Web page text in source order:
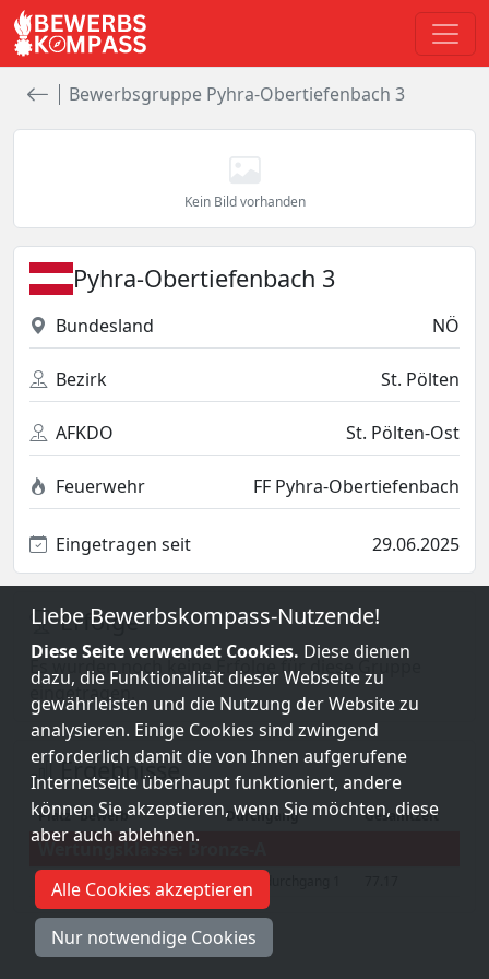
Bewerbsgruppe Pyhra-Obertiefenbach 3
Kein Bild vorhanden
Pyhra-Obertiefenbach 3
Bundesland NÖ
Bezirk St. Pölten
AFKDO St. Pölten-Ost
Feuerwehr FF Pyhra-Obertiefenbach
Eingetragen seit 29.06.2025
Erfolge
Es wurden noch keine Erfolge für diese Gruppe
eingetragen.
Ergebnisse
Platz Bewerb Durchgang Gesamtzeit
Wertungsklasse: Bronze-A
21.Wienerwaldpokal Grunddurchgang 1
Liebe Bewerbskompass-Nutzende!
Diese Seite verwendet Cookies. Diese dienen
dazu, die Funktionalität dieser Webseite zu
gewährleisten und die Nutzung der Website zu
analysieren. Einige Cookies sind zwingend
erforderlich damit die von Ihnen aufgerufene
Internetseite überhaupt funktioniert, andere
können Sie akzeptieren, wenn Sie möchten, diese
aber auch ablehnen.
Alle Cookies akzeptieren
Nur notwendige Cookies